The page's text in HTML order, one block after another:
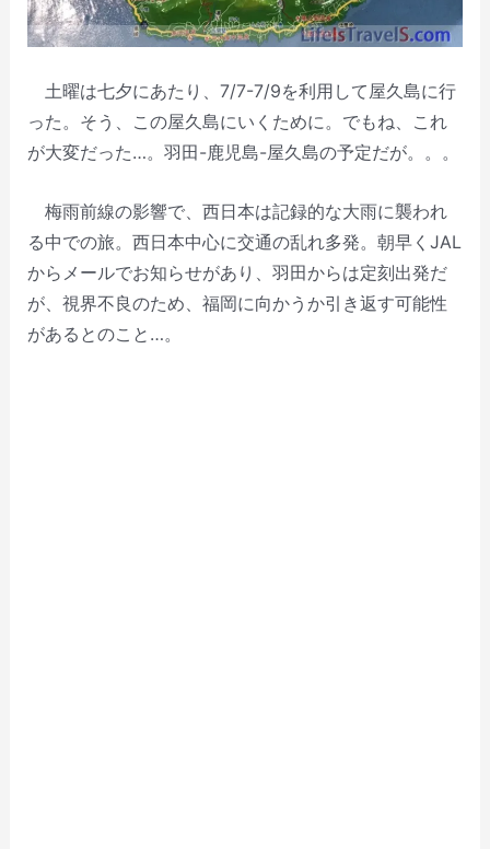
土曜は七夕にあたり、7/7-7/9を利用して屋久島に行
った。そう、この屋久島にいくために。でもね、これ
が大変だった…。羽田-鹿児島-屋久島の予定だが。。。
梅雨前線の影響で、西日本は記録的な大雨に襲われ
る中での旅。西日本中心に交通の乱れ多発。朝早くJAL
からメールでお知らせがあり、羽田からは定刻出発だ
が、視界不良のため、福岡に向かうか引き返す可能性
があるとのこと…。